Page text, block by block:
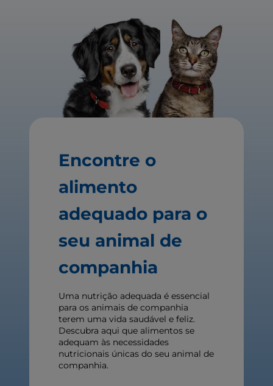
Encontre o
alimento
adequado para o
seu animal de
companhia
Uma nutrição adequada é essencial
para os animais de companhia
terem uma vida saudável e feliz.
Descubra aqui que alimentos se
adequam às necessidades
nutricionais únicas do seu animal de
companhia.